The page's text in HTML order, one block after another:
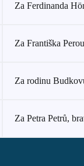
Za Ferdinanda
Za Františka
Za rodinu
Za Petra Petrů,